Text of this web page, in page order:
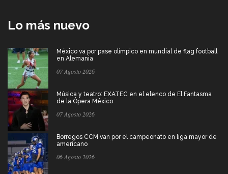
Lo más nuevo
México va por pase olímpico en mundial de flag football
en Alemania
07 Agosto 2026
Música y teatro: EXATEC en el elenco de El Fantasma
de la Ópera México
07 Agosto 2026
Borregos CCM van por el campeonato en liga mayor de
americano
06 Agosto 2026